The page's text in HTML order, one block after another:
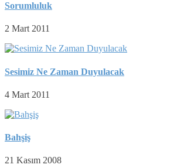
Sorumluluk
2 Mart 2011
Sesimiz Ne Zaman Duyulacak
4 Mart 2011
Bahşiş
21 Kasım 2008